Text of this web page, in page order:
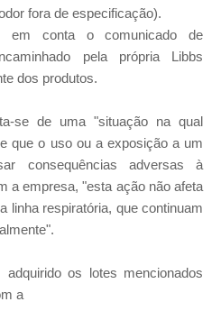
fora de especificação).
em conta o comunicado de
pela própria Libbs
dos produtos.
se de uma "situação na qual
que o uso ou a exposição a um
consequências adversas à
a empresa, "esta ação não afeta
linha respiratória, que continuam
os lotes mencionados
a